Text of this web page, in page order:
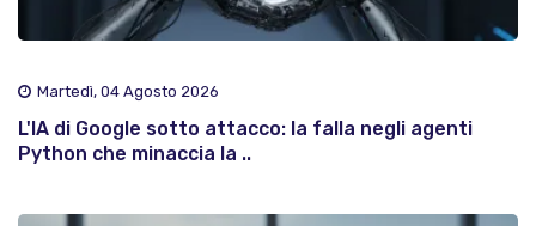
Martedì, 04 Agosto 2026
L'IA di Google sotto attacco: la falla negli agenti
Python che minaccia la ..